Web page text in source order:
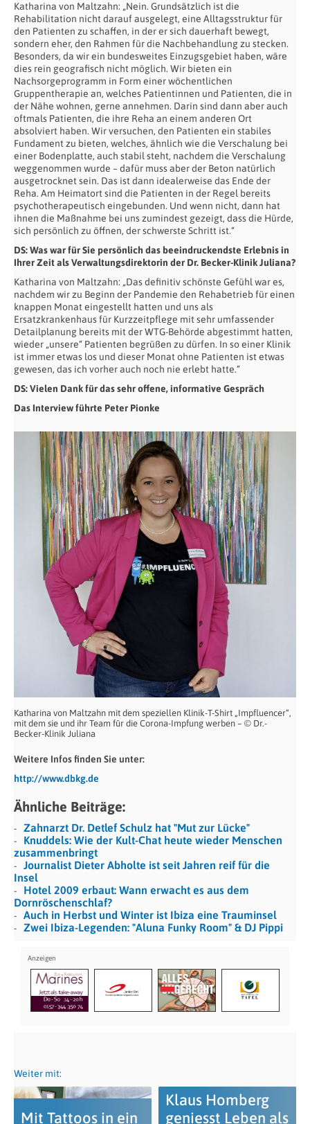
Katharina von Maltzahn: „Nein. Grundsätzlich ist die
Rehabilitation nicht darauf ausgelegt, eine Alltagsstruktur für
den Patienten zu schaffen, in der er sich dauerhaft bewegt,
sondern eher, den Rahmen für die Nachbehandlung zu stecken.
Besonders, da wir ein bundesweites Einzugsgebiet haben, wäre
dies rein geografisch nicht möglich. Wir bieten ein
Nachsorgeprogramm in Form einer wöchentlichen
Gruppentherapie an, welches Patientinnen und Patienten, die in
der Nähe wohnen, gerne annehmen. Darin sind dann aber auch
oftmals Patienten, die ihre Reha an einem anderen Ort
absolviert haben. Wir versuchen, den Patienten ein stabiles
Fundament zu bieten, welches, ähnlich wie die Verschalung bei
einer Bodenplatte, auch stabil steht, nachdem die Verschalung
weggenommen wurde – dafür muss aber der Beton natürlich
ausgetrocknet sein. Das ist dann idealerweise das Ende der
Reha. Am Heimatort sind die Patienten in der Regel bereits
psychotherapeutisch eingebunden. Und wenn nicht, dann hat
ihnen die Maßnahme bei uns zumindest gezeigt, dass die Hürde,
sich persönlich zu öffnen, der schwerste Schritt ist.“
DS: Was war für Sie persönlich das beeindruckendste Erlebnis in
Ihrer Zeit als Verwaltungsdirektorin der Dr. Becker-Klinik Juliana?
Katharina von Maltzahn: „Das definitiv schönste Gefühl war es,
nachdem wir zu Beginn der Pandemie den Rehabetrieb für einen
knappen Monat eingestellt hatten und uns als
Ersatzkrankenhaus für Kurzzeitpflege mit sehr umfassender
Detailplanung bereits mit der WTG-Behörde abgestimmt hatten,
wieder „unsere“ Patienten begrüßen zu dürfen. In so einer Klinik
ist immer etwas los und dieser Monat ohne Patienten ist etwas
gewesen, das ich vorher auch noch nie erlebt hatte.“
DS: Vielen Dank für das sehr offene, informative Gespräch
Das Interview führte Peter Pionke
Katharina von Maltzahn mit dem speziellen Klinik-T-Shirt „Impfluencer“,
mit dem sie und ihr Team für die Corona-Impfung werben – © Dr.-
Becker-Klinik Juliana
Weitere Infos finden Sie unter:
http://www.dbkg.de
Ähnliche Beiträge:
Zahnarzt Dr. Detlef Schulz hat "Mut zur Lücke"
Knuddels: Wie der Kult-Chat heute wieder Menschen
zusammenbringt
Journalist Dieter Abholte ist seit Jahren reif für die
Insel
Hotel 2009 erbaut: Wann erwacht es aus dem
Dornröschenschlaf?
Auch in Herbst und Winter ist Ibiza eine Trauminsel
Zwei Ibiza-Legenden: "Aluna Funky Room" & DJ Pippi
Weiter mit:
Mit Tattoos in ein
Klaus Homberg
geniesst Leben als